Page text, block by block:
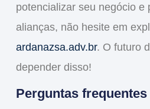
potencializar seu negócio e
alianças, não hesite em
ardanazsa.adv.br. O futuro
depender disso!
Perguntas frequentes